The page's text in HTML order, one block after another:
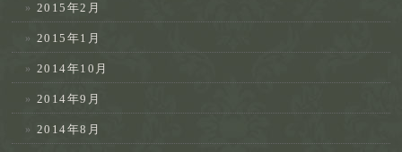
2015年2月
2015年1月
2014年10月
2014年9月
2014年8月